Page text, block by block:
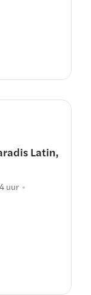
Latin,
4 uur